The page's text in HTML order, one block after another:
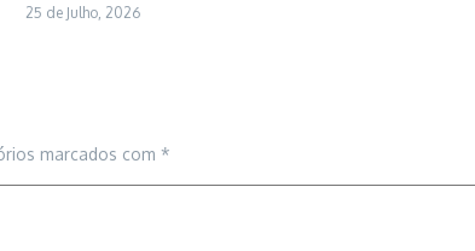
25 de Julho, 2026
marcados com *